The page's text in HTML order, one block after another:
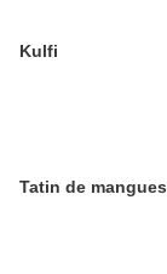
Kulfi
Tatin de